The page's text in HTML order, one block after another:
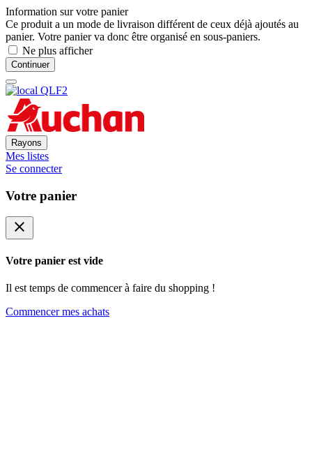
Information sur votre panier
Ce produit a un mode de livraison différent de ceux déjà ajoutés au
panier. Votre panier va donc être organisé en sous-paniers.
Ne plus afficher
Continuer
Rayons
Mes listes
Se connecter
Votre panier
close
Votre panier est vide
Il est temps de commencer à faire du shopping !
Commencer mes achats